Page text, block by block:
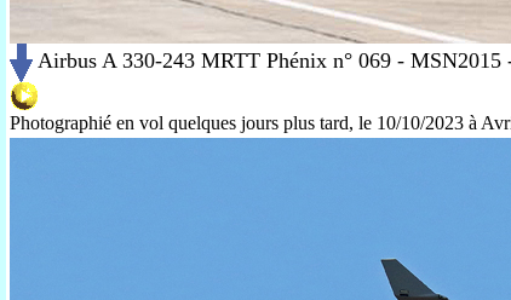
Airbus A 330-243 MRTT Phénix n° 069 - MSN2015
Photographié en vol quelques jours plus tard, le 10/10/2023 à